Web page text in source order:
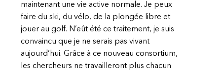
maintenant une vie active normale. Je peux
faire du ski, du vélo, de la plongée libre et
jouer au golf. N’eût été ce traitement, je suis
convaincu que je ne serais pas vivant
aujourd’hui. Grâce à ce nouveau consortium,
les chercheurs ne travailleront plus chacun